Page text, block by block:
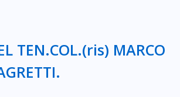
TEN.COL.(ris) MARCO